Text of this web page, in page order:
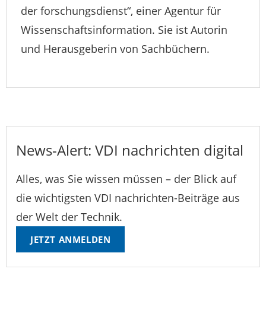
der forschungsdienst“, einer Agentur für
Wissenschaftsinformation. Sie ist Autorin
und Herausgeberin von Sachbüchern.
News-Alert: VDI nachrichten digital
Alles, was Sie wissen müssen – der Blick auf
die wichtigsten VDI nachrichten-Beiträge aus
der Welt der Technik.
JETZT ANMELDEN